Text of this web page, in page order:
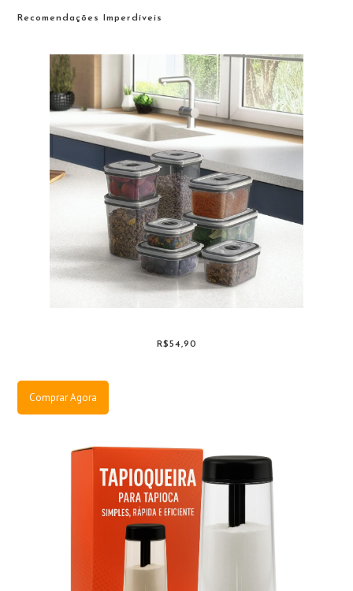
Recomendações Imperdíveis
R$54,90
Comprar Agora